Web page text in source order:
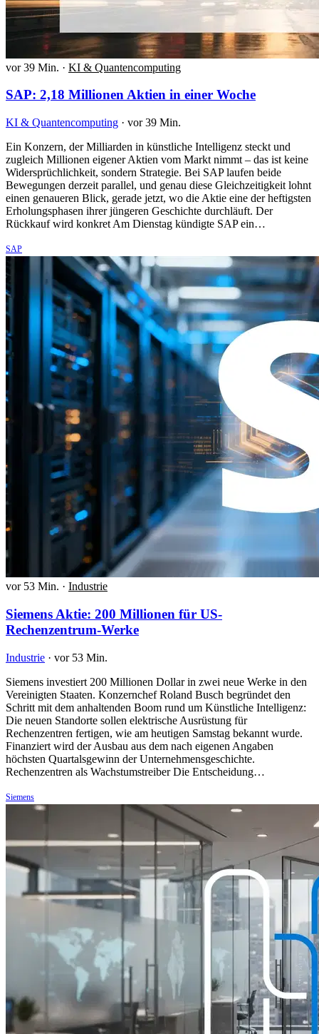
vor 39 Min. · KI & Quantencomputing
SAP: 2,18 Millionen Aktien in einer Woche
KI & Quantencomputing · vor 39 Min.
Ein Konzern, der Milliarden in künstliche Intelligenz steckt und
zugleich Millionen eigener Aktien vom Markt nimmt – das ist keine
Widersprüchlichkeit, sondern Strategie. Bei SAP laufen beide
Bewegungen derzeit parallel, und genau diese Gleichzeitigkeit lohnt
einen genaueren Blick, gerade jetzt, wo die Aktie eine der heftigsten
Erholungsphasen ihrer jüngeren Geschichte durchläuft. Der
Rückkauf wird konkret Am Dienstag kündigte SAP ein…
SAP
vor 53 Min. · Industrie
Siemens Aktie: 200 Millionen für US-
Rechenzentrum-Werke
Industrie · vor 53 Min.
Siemens investiert 200 Millionen Dollar in zwei neue Werke in den
Vereinigten Staaten. Konzernchef Roland Busch begründet den
Schritt mit dem anhaltenden Boom rund um Künstliche Intelligenz:
Die neuen Standorte sollen elektrische Ausrüstung für
Rechenzentren fertigen, wie am heutigen Samstag bekannt wurde.
Finanziert wird der Ausbau aus dem nach eigenen Angaben
höchsten Quartalsgewinn der Unternehmensgeschichte.
Rechenzentren als Wachstumstreiber Die Entscheidung…
Siemens